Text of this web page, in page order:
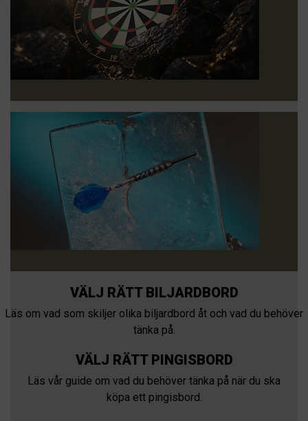
VÄLJ RÄTT BILJARDBORD
Läs om vad som skiljer olika biljardbord åt och vad du behöver
tänka på.
VÄLJ RÄTT PINGISBORD
Läs vår guide om vad du behöver tänka på när du ska
köpa ett pingisbord.